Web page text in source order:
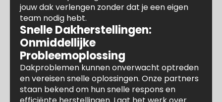
jouw dak verlengen zonder dat je een eigen
team nodig hebt.
Snelle Dakherstellingen:
Onmiddellijke
Probleemoplossing
Dakproblemen kunnen onverwacht optreden
en vereisen snelle oplossingen. Onze partners
staan bekend om hun snelle respons en